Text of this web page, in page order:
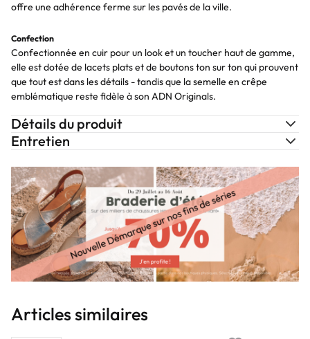
offre une adhérence ferme sur les pavés de la ville.
Confection
Confectionnée en cuir pour un look et un toucher haut de gamme,
elle est dotée de lacets plats et de boutons ton sur ton qui prouvent
que tout est dans les détails - tandis que la semelle en crêpe
emblématique reste fidèle à son ADN Originals.
Détails du produit
Entretien
Articles similaires